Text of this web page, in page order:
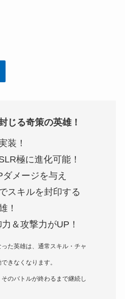
じる奇策の英雄！
装！
極に進化可能！
メージを与え
スキルを封印する
！
＆攻撃力がUP！
た英雄は、通常スキル・チャ
きなくなります。
のバトルが終わるまで継続し